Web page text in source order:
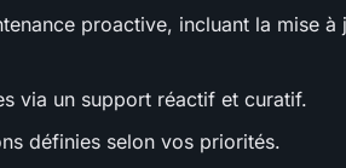
proactive, incluant la mise à
via un support réactif et curatif.
définies selon vos priorités.